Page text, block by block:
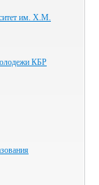
им. Х.М.
КБР